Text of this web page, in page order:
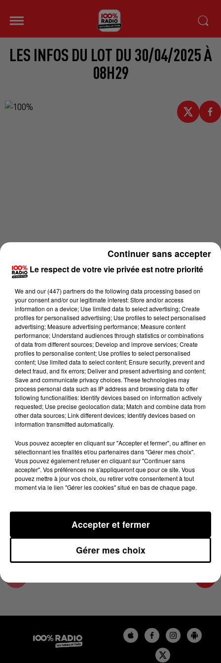
LES INFOS DU LOT DU 30/04/2025 À
08H29
Lecture (4 min 20 sec)
100%
100% Radio les infos du Lot
30 avril 2025 - 4 min 20 sec
LES INFOS DU LOT DU 30/04/2025 À 08H29
30/04/2025
Le respect de votre vie privée est notre priorité
We and our (447) partnersdo the following data processing based on
your consent and/or our legitimate interest: Store and/or access
information on a device; Use limited data to select advertising; Create
profiles for personalised advertising; Use profiles to select personalised
advertising; Measure advertising performance; Measure content
performance; Understand audiences through statistics or combinations
of data from different sources; Develop and improve services; Create
profiles to personalise content; Use profiles to select personalised
content; Use limited data to select content; Ensure security, prevent and
detect fraud, and fix errors; Deliver and present advertising and content;
Save and communicate privacy choices. These technologies may
process personal data such as IP address and browsing data to offer
following functionalities: Identify devices based on information actively
requested; Use precise geolocation data; Match and combine data from
other data sources; Link different devices; Identify devices based on
information transmitted automatically.
Vous pouvez accepter en cliquant sur "Accepter et fermer", ou affiner en
sélectionnant les finalités et/ou partenaires dans "Gérer mes choix".
Vous pouvez également refuser en cliquant sur "Continuer sans
accepter". Vos préférences ne s'appliqueront que pour ce site. Vous
pouvez mettre à jour vos choix, ou retirer votre consentement à tout
moment via le lien "Gérer les cookies" situé en bas de chaque page.
Gérer mes choix
Accepter et fermer
Continuer sans accepter